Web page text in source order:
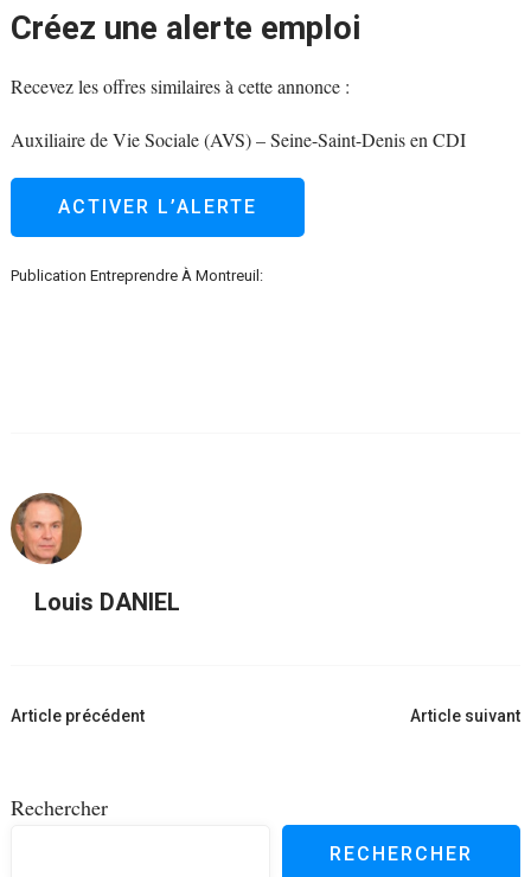
Créez une alerte emploi
Recevez les offres similaires à cette annonce :
Auxiliaire de Vie Sociale (AVS)–Seine-Saint-Denisen CDI
ACTIVER L’ALERTE
Publication Entreprendre À Montreuil:
Louis DANIEL
Navigation
Article précédent Article suivant
Rechercher
RECHERCHER